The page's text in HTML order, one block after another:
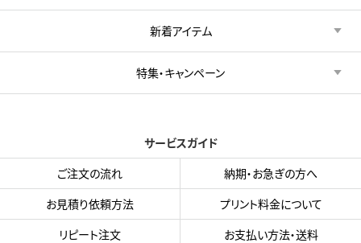
新着アイテム
特集・キャンペーン
サービスガイド
ご注文の流れ
納期・お急ぎの方へ
お見積り依頼方法
プリント料金について
リピート注文
お支払い方法・送料